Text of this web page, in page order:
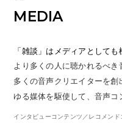
MEDIA
「雑談」はメディアとしても
より多くの人に聴かれるべ
多くの音声クリエイターを
ゆる媒体を駆使して、音声コ
インタビューコンテンツ／レコメン